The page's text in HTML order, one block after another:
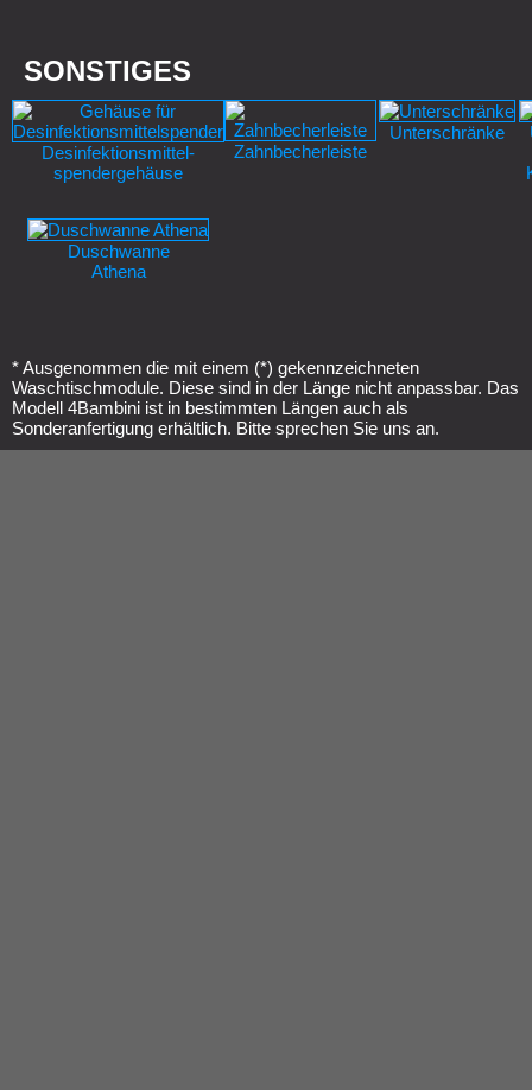
SONSTIGES
Desinfektionsmittel-
spendergehäuse
Zahnbecherleiste
Unterschränke
Duschwanne
Athena
* Ausgenommen die mit einem (*) gekennzeichneten
Waschtischmodule. Diese sind in der Länge nicht anpassbar. Das
Modell 4Bambini ist in bestimmten Längen auch als
Sonderanfertigung erhältlich. Bitte sprechen Sie uns an.